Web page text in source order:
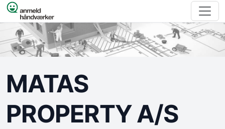
Spring til indhold
MATAS
PROPERTY A/S